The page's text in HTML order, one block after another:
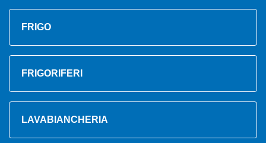
FRIGO
FRIGORIFERI
LAVABIANCHERIA